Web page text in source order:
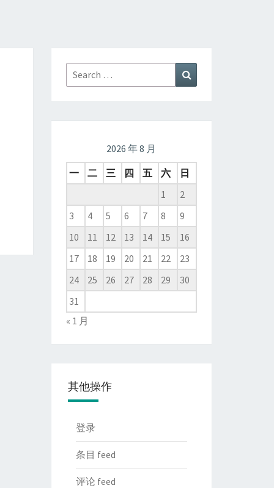
Search
for:
2026 年 8 月
一
二 三 四 五 六
日
1
2
3
4 5 6 7 8
9
10
11 12 13 14 15
16
17
18 19 20 21 22
23
24
25 26 27 28 29
30
31
« 1 月
其他操作
登录
条目 feed
评论 feed